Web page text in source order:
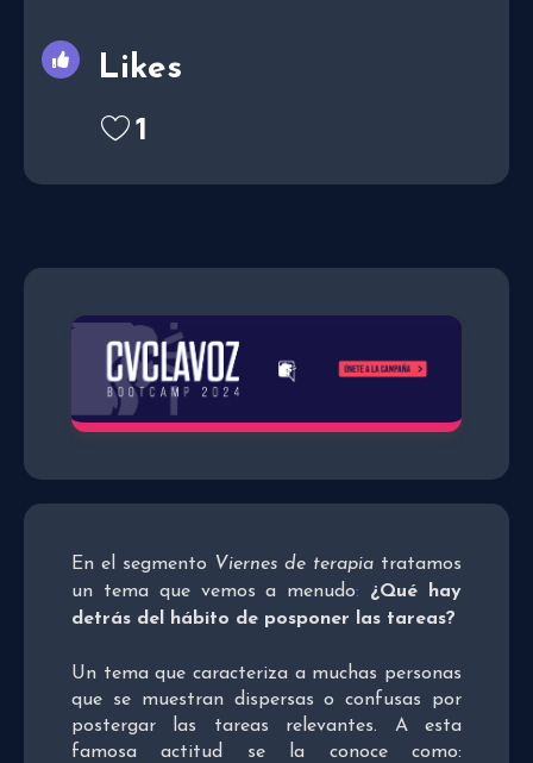
En el segmento Viernes de terapia tratamos
un tema que vemos a menudo:
¿Qué hay
detrás del hábito de posponer las tareas?
Un tema que caracteriza a muchas personas
que se muestran dispersas o confusas por
postergar las tareas relevantes. A esta
famosa actitud se la conoce como:
Likes
1